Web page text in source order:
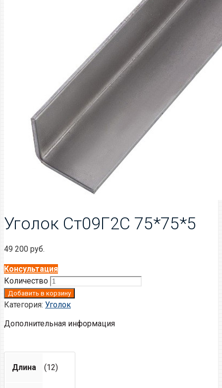
Уголок Ст09Г2С 75*75*5
49 200 руб.
Консультация
Количество
Добавить в корзину
Категория: Уголок
Дополнительная информация
Длина (12)